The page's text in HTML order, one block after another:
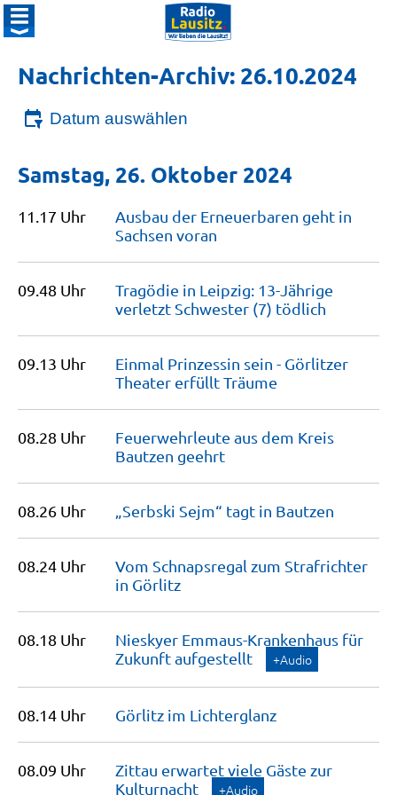
Nachrichten-Archiv: 26.10.2024
Datum auswählen
Samstag, 26. Oktober 2024
11.17 Uhr
Ausbau der Erneuerbaren geht in
Sachsen voran
09.48 Uhr
Tragödie in Leipzig: 13-Jährige
verletzt Schwester (7) tödlich
09.13 Uhr
Einmal Prinzessin sein - Görlitzer
Theater erfülltTräume
08.28 Uhr
Feuerwehrleute aus dem Kreis
Bautzen geehrt
08.26 Uhr „Serbski Sejm“ tagt in Bautzen
08.24 Uhr
Vom Schnapsregal zum Strafrichter
in Görlitz
08.18 Uhr
Nieskyer Emmaus-Krankenhaus für
Zukunftaufgestellt +Audio
08.14 Uhr Görlitz im Lichterglanz
08.09 Uhr
Zittau erwartet viele Gäste zur
Kulturnacht
+Audio